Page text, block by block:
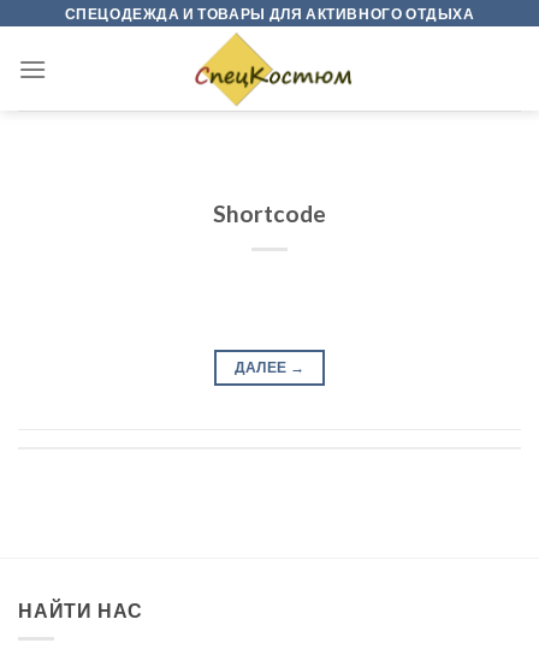
content
СПЕЦОДЕЖДА И ТОВАРЫ ДЛЯ АКТИВНОГО ОТДЫХА
Shortcode
ДАЛЕЕ →
НАЙТИ НАС